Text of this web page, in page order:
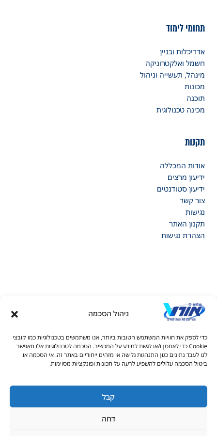
ניהול הסכמה
כדי לספק את חוויות המשתמש הטובות ביותר, אנו משתמשים בטכנולוגיות כמו קובצי
Cookie כדי לאחסן ו/או לגשת למידע על המכשיר. הסכמה לטכנולוגיות אלו תאפשר
לנו לעבד נתונים כגון התנהגות גלישה או מזהים ייחודיים באתר זה. אי הסכמה או
ביטול הסכמה עלולים להשפיע לרעה על תכונות ופונקציות מסוימות.
קבל
דחה
תחומי לימוד
אדריכלות ובניין
חשמל ואלקטרוניקה
מינהל, תעשייה וניהול
מכונות
תוכנה
מכינה טכנולוגית
תקנות
אודות המכללה
ידיעון מרצים
ידיעון סטודנטים
צור קשר
נגישות
תקנון האתר
הצהרת נגישות
© כל הזכויות שמורות למכללות אורט 2026
info@kb.ort.org.il
04-8490091
טקסט
טקסט